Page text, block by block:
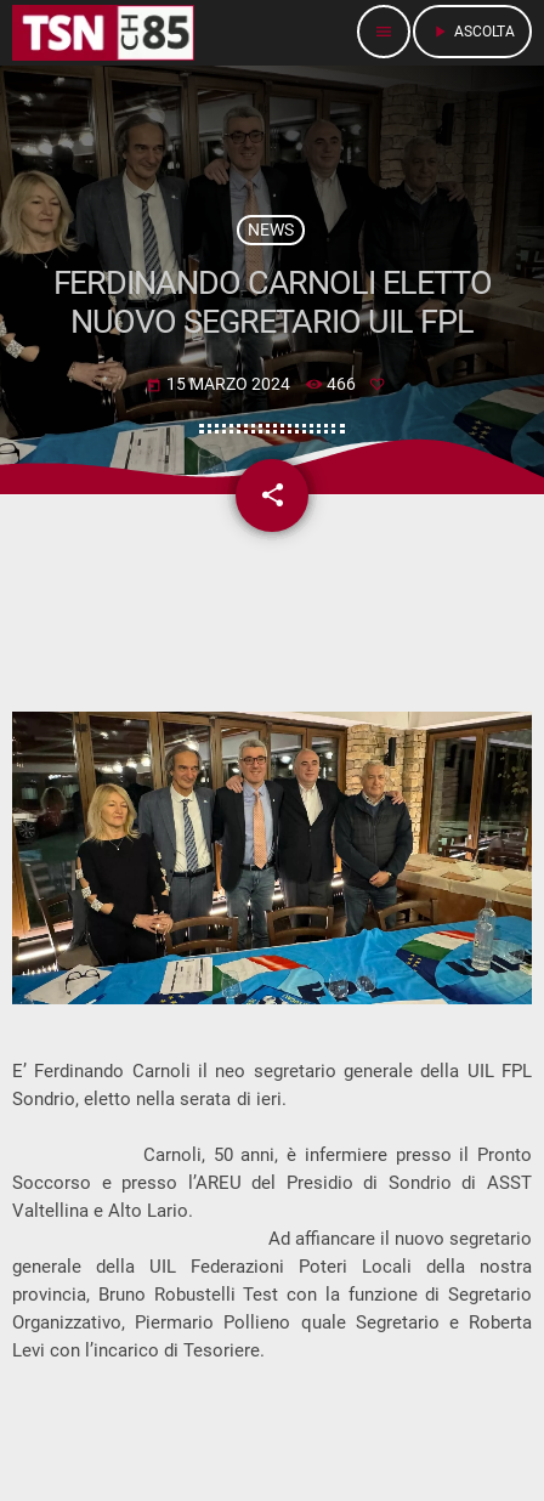
menu play_arrow ASCOLTA
NEWS
FERDINANDO CARNOLI ELETTO
NUOVO SEGRETARIO UIL FPL
today 15 MARZO 2024 466
share
email
E’ Ferdinando Carnoli il neo segretario generale della UIL FPL
Sondrio, eletto nella serata di ieri.
Carnoli, 50 anni, è infermiere presso il Pronto
Soccorso e presso l’AREU del Presidio di Sondrio di ASST
Valtellina e Alto Lario.
Ad affiancare il nuovo segretario
generale della UIL Federazioni Poteri Locali della nostra
provincia, Bruno Robustelli Test con la funzione di Segretario
Organizzativo, Piermario Pollieno quale Segretario e Roberta
Levi con l’incarico di Tesoriere.